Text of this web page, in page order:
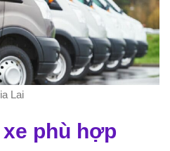
Lai
phù hợp